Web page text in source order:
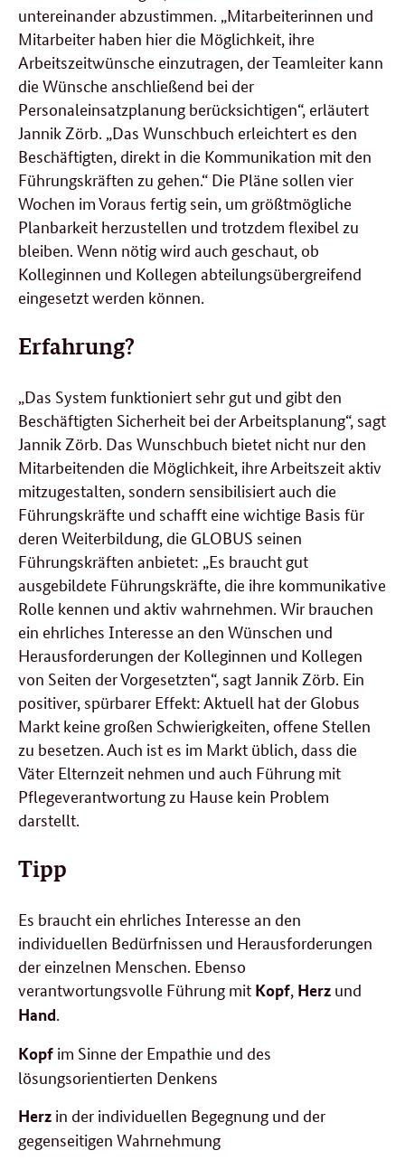
untereinander abzustimmen. „Mitarbeiterinnen und
Mitarbeiter haben hier die Möglichkeit, ihre
Arbeitszeitwünsche einzutragen, der Teamleiter kann
die Wünsche anschließend bei der
Personaleinsatzplanung berücksichtigen“, erläutert
Jannik Zörb. „Das Wunschbuch erleichtert es den
Beschäftigten, direkt in die Kommunikation mit den
Führungskräften zu gehen.“ Die Pläne sollen vier
Wochen im Voraus fertig sein, um größtmögliche
Planbarkeit herzustellen und trotzdem flexibel zu
bleiben. Wenn nötig wird auch geschaut, ob
Kolleginnen und Kollegen abteilungsübergreifend
eingesetzt werden können.
Erfahrung?
„Das System funktioniert sehr gut und gibt den
Beschäftigten Sicherheit bei der Arbeitsplanung“, sagt
Jannik Zörb. Das Wunschbuch bietet nicht nur den
Mitarbeitenden die Möglichkeit, ihre Arbeitszeit aktiv
mitzugestalten, sondern sensibilisiert auch die
Führungskräfte und schafft eine wichtige Basis für
deren Weiterbildung, die GLOBUS seinen
Führungskräften anbietet: „Es braucht gut
ausgebildete Führungskräfte, die ihre kommunikative
Rolle kennen und aktiv wahrnehmen. Wir brauchen
ein ehrliches Interesse an den Wünschen und
Herausforderungen der Kolleginnen und Kollegen
von Seiten der Vorgesetzten“, sagt Jannik Zörb. Ein
positiver, spürbarer Effekt: Aktuell hat der Globus
Markt keine großen Schwierigkeiten, offene Stellen
zu besetzen. Auch ist es im Markt üblich, dass die
Väter Elternzeit nehmen und auch Führung mit
Pflegeverantwortung zu Hause kein Problem
darstellt.
Tipp
Es braucht ein ehrliches Interesse an den
individuellen Bedürfnissen und Herausforderungen
der einzelnen Menschen. Ebenso
verantwortungsvolle Führung mit Kopf, Herz und
Hand.
Kopf im Sinne der Empathie und des
lösungsorientierten Denkens
Herz in der individuellen Begegnung und der
gegenseitigen Wahrnehmung